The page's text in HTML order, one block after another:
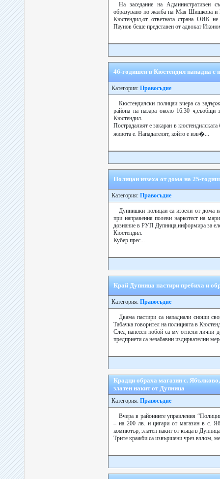
На заседание на Административен
образувано по жалба на Мая Шишкова
Кюстендил,от ответната страна ОИК
Паунов беше представен от адвокат
46-годишен в Кюстендил нападна с
Категория: Правосъдие
Кюстендилски полицаи вчера са
района на пазара около 16.30 ч,съобщи
Кюстендил.
Пострадалият е закаран в
живота е. Нападателят, който е изв�...
Полицаи иззеха от дома на 25-
Категория: Правосъдие
Дупнишки полицаи са иззели от дома
при направения полеви наркотест на
дознание в РУП Дупница,информира за
Кюстендил.
Кубер прес...
Край Дупница пастири пребиха и
Категория: Правосъдие
Двама пастири са нападнали снощи
Табачка говорител на полицията в
След нанесен побой са му отнели лични
предприети са незабавни издирвателни
Крадци обраха магазин с.
златен накит от Дупница
Категория: Правосъдие
Вчера в районните управления
– на 200 лв. и цигари от магазин в с.
компютър, златен накит от къща в
Трите кражби са извършени чрез взлом,